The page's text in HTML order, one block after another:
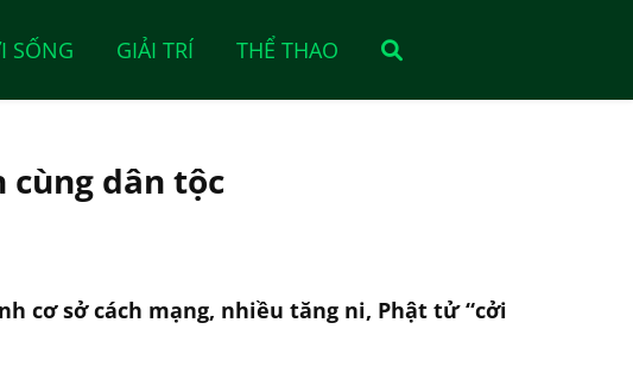
SỐNG GIẢI TRÍ THỂ THAO
cùng dân tộc
cơ sở cách mạng, nhiều tăng ni, Phật tử “cởi